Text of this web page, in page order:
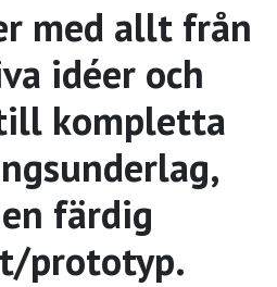
med allt från
idéer och
kompletta
färdig
prototyp.